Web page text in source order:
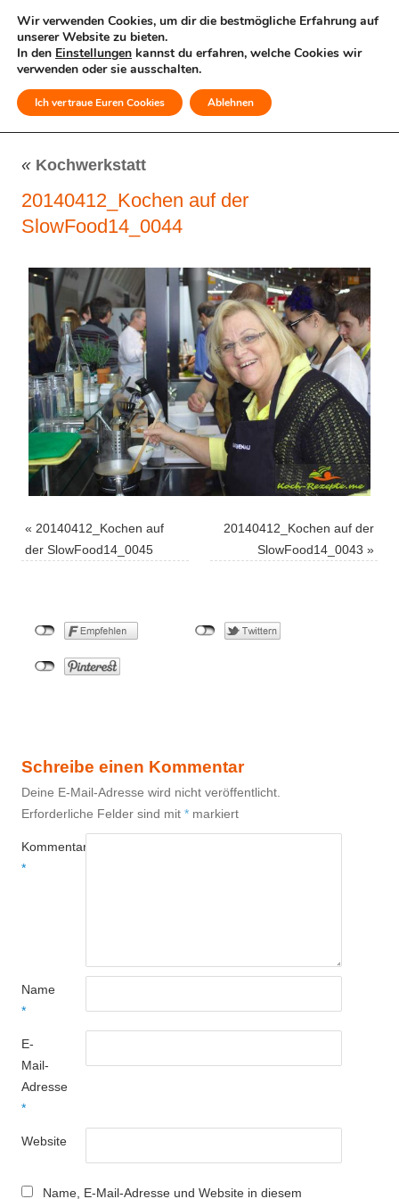
MENÜ
« Kochwerkstatt
20140412_Kochen auf der
SlowFood14_0044
« 20140412_Kochen auf
der SlowFood14_0045
20140412_Kochen auf der
SlowFood14_0043 »
Schreibe einen Kommentar
Deine E-Mail-Adresse wird nicht veröffentlicht.
Erforderliche Felder sind mit * markiert
Kommentar
*
Name
*
E-
Mail-
Adresse
*
Website
Name, E-Mail-Adresse und Website in diesem
Wir verwenden Cookies, um dir die bestmögliche Erfahrung auf
unserer Website zu bieten.
In den Einstellungen kannst du erfahren, welche Cookies wir
verwenden oder sie ausschalten.
Ich vertraue Euren Cookies Ablehnen